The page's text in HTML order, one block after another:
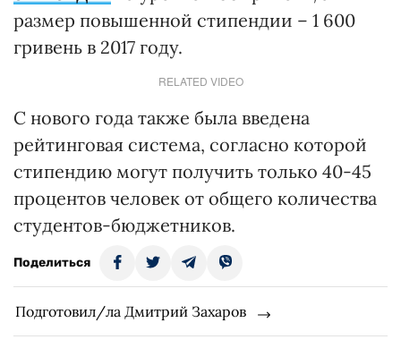
размер повышенной стипендии – 1 600
гривень в 2017 году.
RELATED VIDEO
С нового года также была введена
рейтинговая система, согласно которой
стипендию могут получить только 40-45
процентов человек от общего количества
студентов-бюджетников.
Поделиться
Подготовил/ла Дмитрий Захаров